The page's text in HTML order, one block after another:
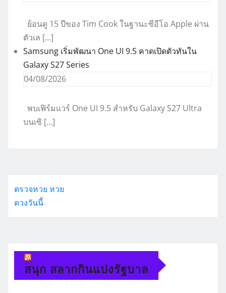
ย้อนดู 15 ปีของ Tim Cook ในฐานะซีอีโอ Apple ผ่าน
ตัวเล […]
Samsung เริ่มพัฒนา One UI 9.5 คาดเปิดตัวทันใน
Galaxy S27 Series
04/08/2026
พบเฟิร์มแวร์ One UI 9.5 สำหรับ Galaxy S27 Ultra
บนเซิ […]
ตรวจหวย หวย
ดวงวันนี้
สนุก สลากกินแบ่งรัฐบาล